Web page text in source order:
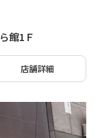
館1Ｆ
店舗詳細